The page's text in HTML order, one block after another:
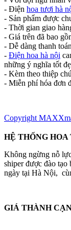
- Điện hoa tươi hà
- Sản phẩm được
- Thời gian giao
- Giá trên đã bao
- Dễ dàng thanh
- Điện hoa hà nội
những ý nghĩa tốt
- Kèm theo thiệp
- Miễn phí hóa đơn
Copyright
HỆ THỐNG HOA
Không ngừng nỗ
shiper được đào
ngày tại Hà Nội,
GIÁ THÀNH